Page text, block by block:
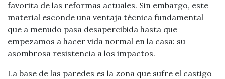
favorita de las reformas actuales. Sin embargo, este
material esconde una ventaja técnica fundamental
que a menudo pasa desapercibida hasta que
empezamos a hacer vida normal en la casa: su
asombrosa resistencia a los impactos.
La base de las paredes es la zona que sufre el castigo